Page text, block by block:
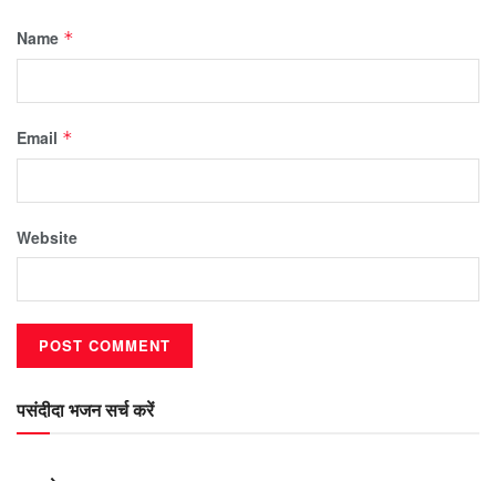
Name *
Email *
Website
पसंदीदा भजन सर्च करें